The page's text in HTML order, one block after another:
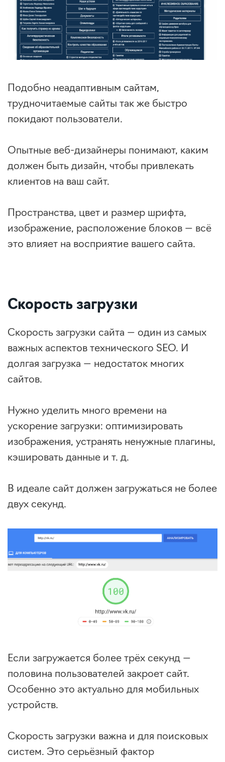
Подобно неадаптивным сайтам,
трудночитаемые сайты так же быстро
покидают пользователи.
Опытные веб-дизайнеры понимают, каким
должен быть дизайн, чтобы привлекать
клиентов на ваш сайт.
Пространства, цвет и размер шрифта,
изображение, расположение блоков — всё
это влияет на восприятие вашего сайта.
Скорость загрузки
Скорость загрузки сайта — один из самых
важных аспектов технического SEO. И
долгая загрузка — недостаток многих
сайтов.
Нужно уделить много времени на
ускорение загрузки: оптимизировать
изображения, устранять ненужные плагины,
кэшировать данные и т. д.
В идеале сайт должен загружаться не более
двух секунд.
Если загружается более трёх секунд —
половина пользователей закроет сайт.
Особенно это актуально для мобильных
устройств.
Скорость загрузки важна и для поисковых
систем. Это серьёзный фактор